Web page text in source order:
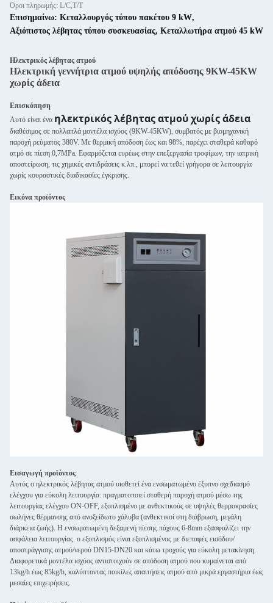
Όροι πληρωμής: L/C,T/T
Επισημαίνω: Κεταλλουργός τύπου πακέτου 9 kW,
Αξιόπιστος λέβητας τύπου συσκευασίας, Κεταλλωτήρα ατμού 45 kW
Ηλεκτρικός λέβητας ατμού
Ηλεκτρική γεννήτρια ατμού υψηλής απόδοσης 9KW-45KW
χωρίς άδεια
Επισκόπηση
Αυτό είναι ένα ηλεκτρικός λέβητας ατμού χωρίς άδεια
διαθέσιμος σε πολλαπλά μοντέλα ισχύος (9KW-45KW), συμβατός με βιομηχανική
παροχή ρεύματος 380V. Με θερμική απόδοση έως και 98%, παρέχει σταθερά καθαρό
ατμό σε πίεση 0,7MPa. Εφαρμόζεται ευρέως στην επεξεργασία τροφίμων, την ιατρική
αποστείρωση, τις χημικές αντιδράσεις κ.λπ., μπορεί να τεθεί γρήγορα σε λειτουργία
χωρίς κουραστικές διαδικασίες έγκρισης.
Εικόνα προϊόντος
Εισαγωγή προϊόντος
Αυτός ο ηλεκτρικός λέβητας ατμού υιοθετεί ένα ενσωματωμένο έξυπνο σχεδιασμό
ελέγχου για εύκολη λειτουργία: πραγματοποιεί σταθερή παροχή ατμού μέσω της
λειτουργίας ελέγχου ON-OFF, εξοπλισμένο με ανθεκτικούς σε υψηλές θερμοκρασίες
σωλήνες θέρμανσης από ανοξείδωτο χάλυβα (ανθεκτικοί στη διάβρωση, μεγάλη
διάρκεια ζωής). Η ενσωματωμένη δεξαμενή πίεσης πάχους 6-8mm εξασφαλίζει την
ασφάλεια λειτουργίας. ο εξοπλισμός είναι εξοπλισμένος με διεπαφές εισόδου/
αποστράγγισης ατμού/νερού DN15-DN20 και κάτω τροχούς για εύκολη μετακίνηση.
Διαφορετικά μοντέλα ισχύος αντιστοιχούν σε απόδοση ατμού που κυμαίνεται από
13kg/h έως 85kg/h, καλύπτοντας ποικίλες απαιτήσεις ατμού από μικρά εργαστήρια έως
μεσαίες επιχειρήσεις.